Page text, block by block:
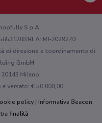
S.p.A.
REA: MI-2029270
di direzione e coordinamento di
GmbH
Milano
versato: € 50.000,00
policy
Informativa Beacon
finalità